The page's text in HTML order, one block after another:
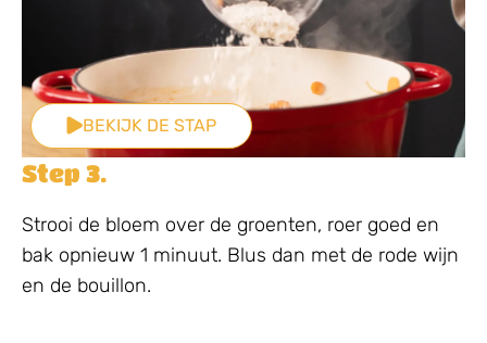
BEKIJK DE STAP
Step 3.
Strooi de bloem over de groenten, roer goed en
bak opnieuw 1 minuut. Blus dan met de rode wijn
en de bouillon.